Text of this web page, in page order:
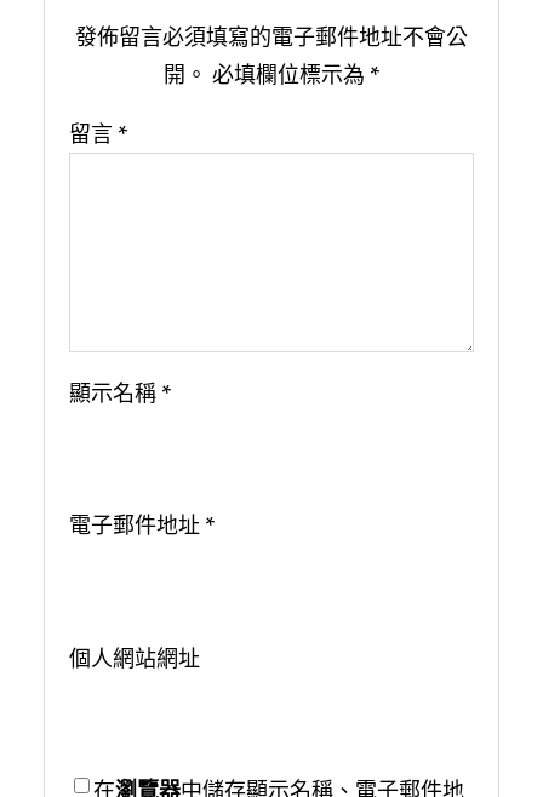
發佈留言必須填寫的電子郵件地址不會公
開。 必填欄位標示為 *
留言 *
顯示名稱 *
電子郵件地址 *
個人網站網址
在瀏覽器中儲存顯示名稱、電子郵件地